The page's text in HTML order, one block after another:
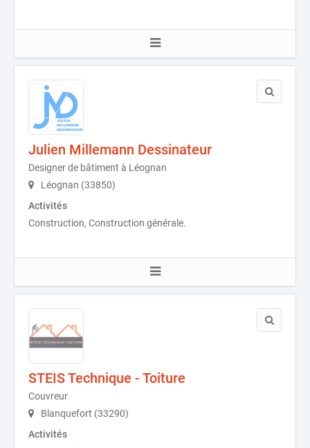
Julien Millemann Dessinateur
Designer de bâtiment à Léognan
Léognan (33850)
Activités
Construction, Construction générale.
STEIS Technique - Toiture
Couvreur
Blanquefort (33290)
Activités